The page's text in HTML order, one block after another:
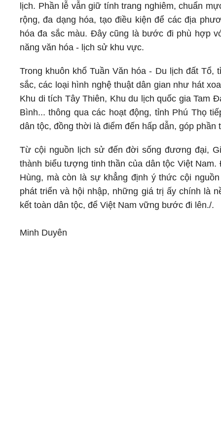
lịch. Phần lễ vẫn giữ tính trang nghiêm, chuẩn
rộng, đa dạng hóa, tạo điều kiện để các địa
hóa đa sắc màu. Đây cũng là bước đi phù hợp
năng văn hóa - lịch sử khu vực.
Trong khuôn khổ Tuần Văn hóa - Du lịch đất
sắc, các loại hình nghệ thuật dân gian như hát
Khu di tích Tây Thiên, Khu du lịch quốc gia Tam
Bình... thông qua các hoạt động, tỉnh Phú Thọ
dân tộc, đồng thời là điểm đến hấp dẫn, góp
Từ cội nguồn lịch sử đến đời sống đương đại,
thành biểu tượng tinh thần của dân tộc Việt
Hùng, mà còn là sự khẳng định ý thức cội
phát triển và hội nhập, những giá trị ấy chính là
kết toàn dân tộc, để Việt Nam vững bước đi lên./.
Minh Duyên